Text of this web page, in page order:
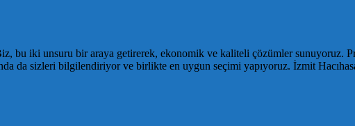
bu iki unsuru bir araya getirerek, ekonomik ve kaliteli çözümler
da sizleri bilgilendiriyor ve birlikte en uygun seçimi yapıyoruz. İzmit